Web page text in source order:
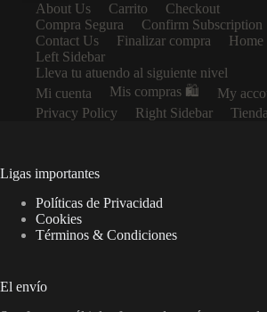
About Us Carrito
Checkout
Compra Segura
Confirm Subscription
Contact Us
Finalizar compra
Home
Left Sidebar
Lleva tu atuendo al siguiente nivel
Mi cuenta
Mis compras 🛍️
My
Privacy Policy
Right Sidebar Tienda
Ligas importantes
Políticas de Privacidad
Cookies
Términos & Condiciones
El envío